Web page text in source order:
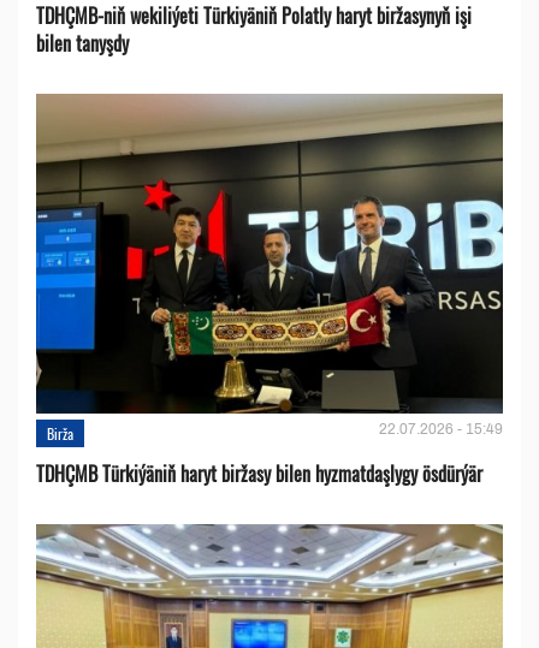
TDHÇMB-niň wekiliýeti Türkiyäniň Polatly haryt biržasynyň işi
bilen tanyşdy
Birža 22.07.2026 - 15:49
TDHÇMB Türkiýäniň haryt biržasy bilen hyzmatdaşlygy ösdürýär